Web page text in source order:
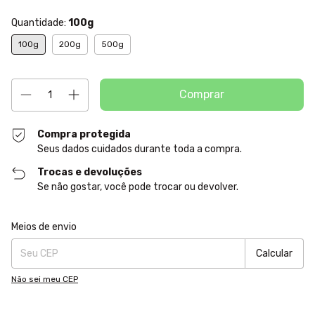
Quantidade: 100g
100g 200g 500g
Compra protegida
Seus dados cuidados durante toda a compra.
Trocas e devoluções
Se não gostar, você pode trocar ou devolver.
Entregas para o CEP:
Meios de envio
Calcular
Não sei meu CEP